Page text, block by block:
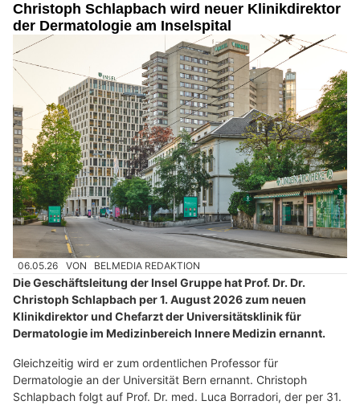
Christoph Schlapbach wird neuer Klinikdirektor
der Dermatologie am Inselspital
06.05.26 VON BELMEDIA REDAKTION
Die Geschäftsleitung der Insel Gruppe hat Prof. Dr. Dr.
Christoph Schlapbach per 1. August 2026 zum neuen
Klinikdirektor und Chefarzt der Universitätsklinik für
Dermatologie im Medizinbereich Innere Medizin ernannt.
Gleichzeitig wird er zum ordentlichen Professor für
Dermatologie an der Universität Bern ernannt. Christoph
Schlapbach folgt auf Prof. Dr. med. Luca Borradori, der per 31.